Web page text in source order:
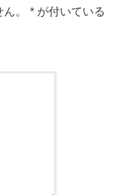
。 * が付いている